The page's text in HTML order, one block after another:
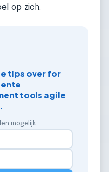
op zich.
tips over for
tools agile
mogelijk.